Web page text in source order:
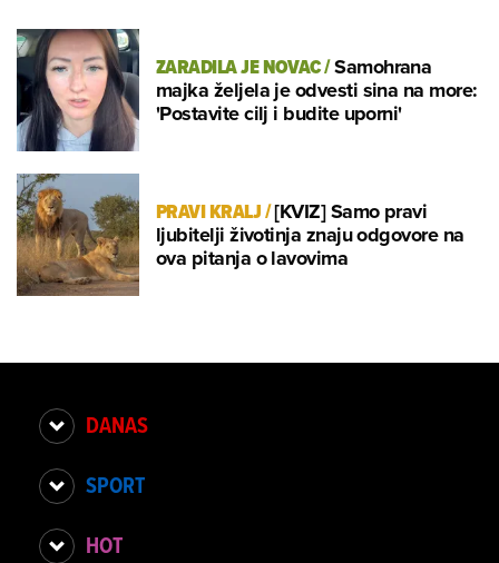
ZARADILA JE NOVAC/Samohrana
majka željela je odvesti sina na more:
'Postavite cilj i budite uporni'
PRAVI KRALJ/[KVIZ] Samo pravi
ljubitelji životinja znaju odgovore na
ova pitanja o lavovima
DANAS
SPORT
HOT